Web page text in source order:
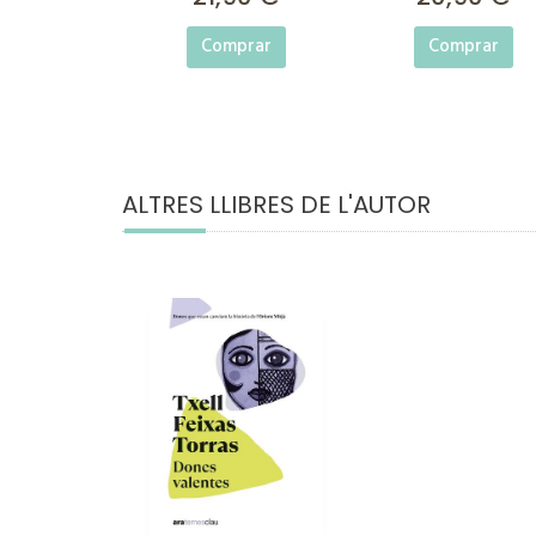
Comprar Comprar
ALTRES LLIBRES DE L'AUTOR